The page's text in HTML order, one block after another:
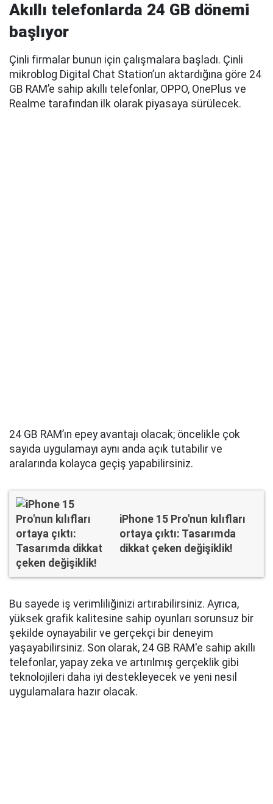
Akıllı telefonlarda 24 GB dönemi
başlıyor
Çinli firmalar bunun için çalışmalara başladı. Çinli
mikroblog Digital Chat Station’un aktardığına göre 24
GB RAM’e sahip akıllı telefonlar, OPPO, OnePlus ve
Realme tarafından ilk olarak piyasaya sürülecek.
24 GB RAM’ın epey avantajı olacak; öncelikle çok
sayıda uygulamayı aynı anda açık tutabilir ve
aralarında kolayca geçiş yapabilirsiniz.
iPhone 15 Pro'nun kılıfları
ortaya çıktı: Tasarımda
dikkat çeken değişiklik!
Bu sayede iş verimliliğinizi artırabilirsiniz. Ayrıca,
yüksek grafik kalitesine sahip oyunları sorunsuz bir
şekilde oynayabilir ve gerçekçi bir deneyim
yaşayabilirsiniz. Son olarak, 24 GB RAM'e sahip akıllı
telefonlar, yapay zeka ve artırılmış gerçeklik gibi
teknolojileri daha iyi destekleyecek ve yeni nesil
uygulamalara hazır olacak.